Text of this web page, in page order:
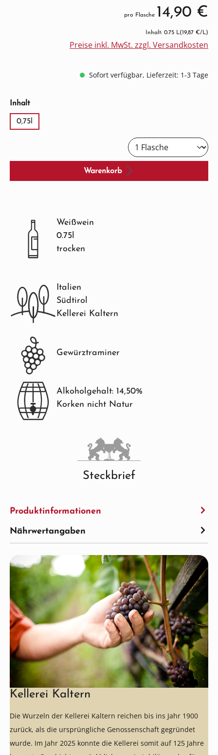
pro Flasche 14,90 €
Inhalt: 0.75 L(19,87 €/L)
Preise inkl. MwSt. zzgl. Versandkosten
Sofort verfügbar, Lieferzeit: 1-3 Tage
Inhaltauswählen
0,75l
Warenkorb
Weißwein
0.75l
trocken
Italien
Südtirol
Kellerei Kaltern
Gewürztraminer
Alkoholgehalt: 14,50%
Korken nicht Natur
Steckbrief
Produktinformationen
Nährwertangaben
Kellerei Kaltern
Die Wurzeln der Kellerei Kaltern reichen bis ins Jahr 1900
zurück, als die ursprüngliche Genossenschaft gegründet
wurde. Im Jahr 2025 konnte die Kellerei somit auf 125 Jahre